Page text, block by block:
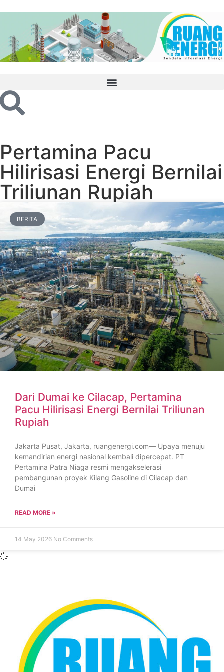
Pertamina Pacu
Hilirisasi Energi Bernilai
Triliunan Rupiah
BERITA
Dari Dumai ke Cilacap, Pertamina
Pacu Hilirisasi Energi Bernilai Triliunan
Rupiah
Jakarta Pusat, Jakarta, ruangenergi.com— Upaya menuju
kemandirian energi nasional kembali dipercepat. PT
Pertamina Patra Niaga resmi mengakselerasi
pembangunan proyek Kilang Gasoline di Cilacap dan
Dumai
READ MORE »
14 May 2026 No Comments